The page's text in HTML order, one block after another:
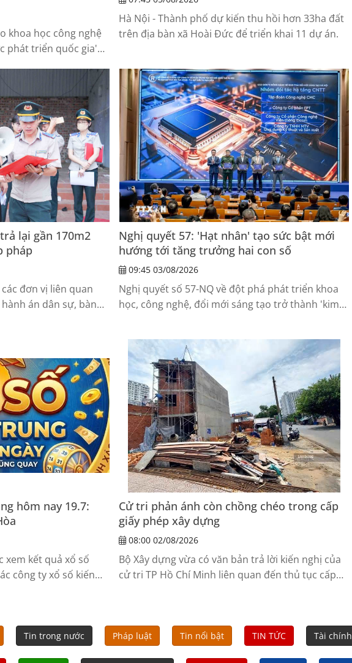
khoa học công nghệ
phát triển quốc gia'
Hà Nội - Thành phố dự kiến thu hồi hơn 33ha đất
trên địa bàn xã Hoài Đức để triển khai 11 dự án.
lại gần 170m2
pháp
đơn vị liên quan
án dân sự, bàn
Nghị quyết 57: 'Hạt nhân' tạo sức bật mới
hướng tới tăng trưởng hai con số
09:45 03/08/2026
Nghị quyết số 57-NQ về đột phá phát triển khoa
học, công nghệ, đổi mới sáng tạo trở thành 'kim
bền vững.
hôm nay 19.7:
xem kết quả xổ số
công ty xổ số kiến
Cử tri phản ánh còn chồng chéo trong cấp
giấy phép xây dựng
08:00 02/08/2026
Bộ Xây dựng vừa có văn bản trả lời kiến nghị của
cử tri TP Hồ Chí Minh liên quan đến thủ tục cấp
Tin trong nước Pháp luật Tin nổi bật TIN TỨC Tài chính